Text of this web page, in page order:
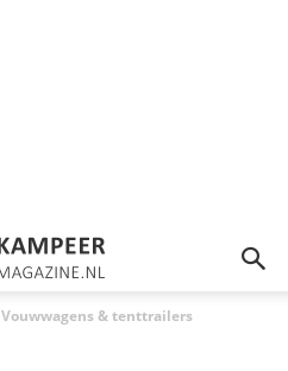
Vouwwagens & tenttrailers